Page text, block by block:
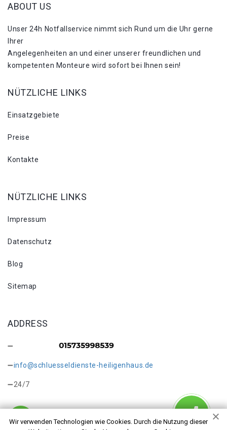
Wir verwenden Technologien wie Cookies. Durch die Nutzung dieser
ABOUT US
Unser 24h Notfallservice nimmt sich Rund um die Uhr gerne
Ihrer
Angelegenheiten an und einer unserer freundlichen und
kompetenten Monteure wird sofort bei Ihnen sein!
NÜTZLICHE LINKS
Einsatzgebiete
Preise
Kontakte
NÜTZLICHE LINKS
Impressum
Datenschutz
Blog
Sitemap
ADDRESS
info@schluesseldienste-heiligenhaus.de
24/7